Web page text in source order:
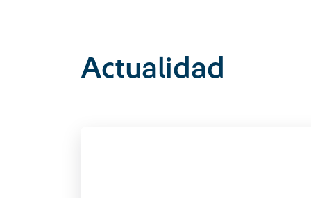
Actualidad